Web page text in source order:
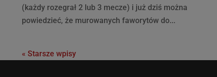
(każdy rozegrał 2 lub 3 mecze) i już dziś można
powiedzieć, że murowanych faworytów do...
« Starsze wpisy